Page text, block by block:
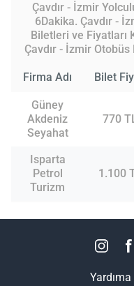
Çavdır - İzmir
6Dakika. Çavdır -
Biletleri ve Fiyatları
Çavdır - İzmir
Firma Adı Bilet
Güney
Akdeniz
Seyahat
770
Isparta
Petrol
Turizm
1.100
Yardıma